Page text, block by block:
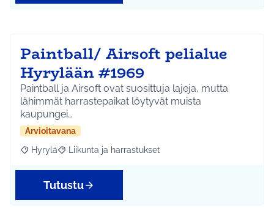
Paintball/ Airsoft pelialue
Hyrylään #1969
Paintball ja Airsoft ovat suosittuja lajeja, mutta
lähimmät harrastepaikat löytyvät muista
kaupungei…
Arvioitavana
Rajaa tulokset aihepiirin mukaan: Hyrylä
Hyrylä Rajaa tulokset teeman mukaan: Liikunta ja
Liikunta ja harrastukset
Tutustu